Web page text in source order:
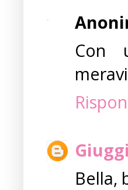
Con
Bella,